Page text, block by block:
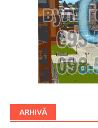
ARHIVĂ